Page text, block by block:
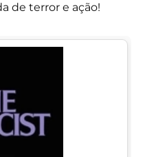
de terror e ação!